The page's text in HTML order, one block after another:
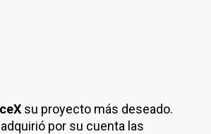
su proyecto más deseado.
por su cuenta las